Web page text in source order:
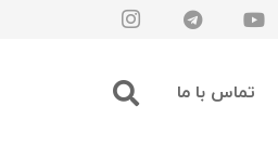
تماس با ما